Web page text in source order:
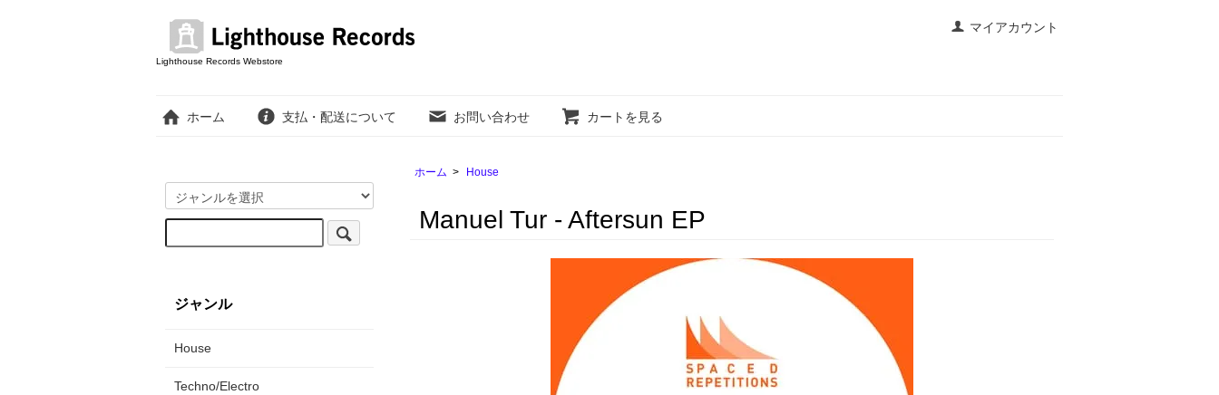
マイアカウント
Lighthouse Records Webstore
ホーム 支払・配送について お問い合わせ カートを見る
ホーム > House
Manuel Tur - Aftersun EP
ジャンル
House
Techno/Electro